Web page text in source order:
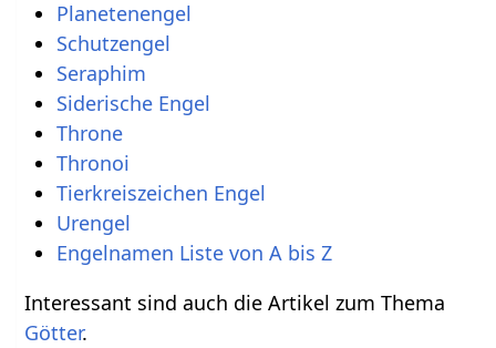
Planetenengel
Schutzengel
Seraphim
Siderische Engel
Throne
Thronoi
Tierkreiszeichen Engel
Urengel
Engelnamen Liste von A bis Z
Interessant sind auch die Artikel zum Thema
Götter.